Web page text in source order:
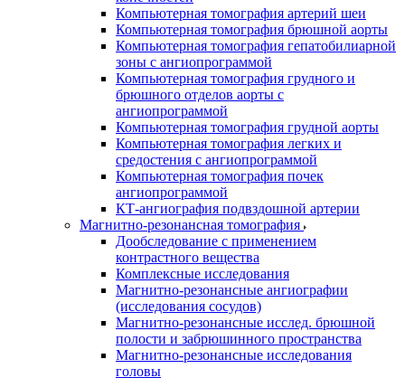
Компьютерная томография артерий шеи
Компьютерная томография брюшной аорты
Компьютерная томография гепатобилиарной
зоны с ангиопрограммой
Компьютерная томография грудного и
брюшного отделов аорты с
ангиопрограммой
Компьютерная томография грудной аорты
Компьютерная томография легких и
средостения с ангиопрограммой
Компьютерная томография почек
ангиопрограммой
КТ-ангиография подвздошной артерии
Магнитно-резонансная томография
Дообследование с применением
контрастного вещества
Комплексные исследования
Магнитно-резонансные ангиографии
(исследования сосудов)
Магнитно-резонансные исслед. брюшной
полости и забрюшинного пространства
Магнитно-резонансные исследования
головы